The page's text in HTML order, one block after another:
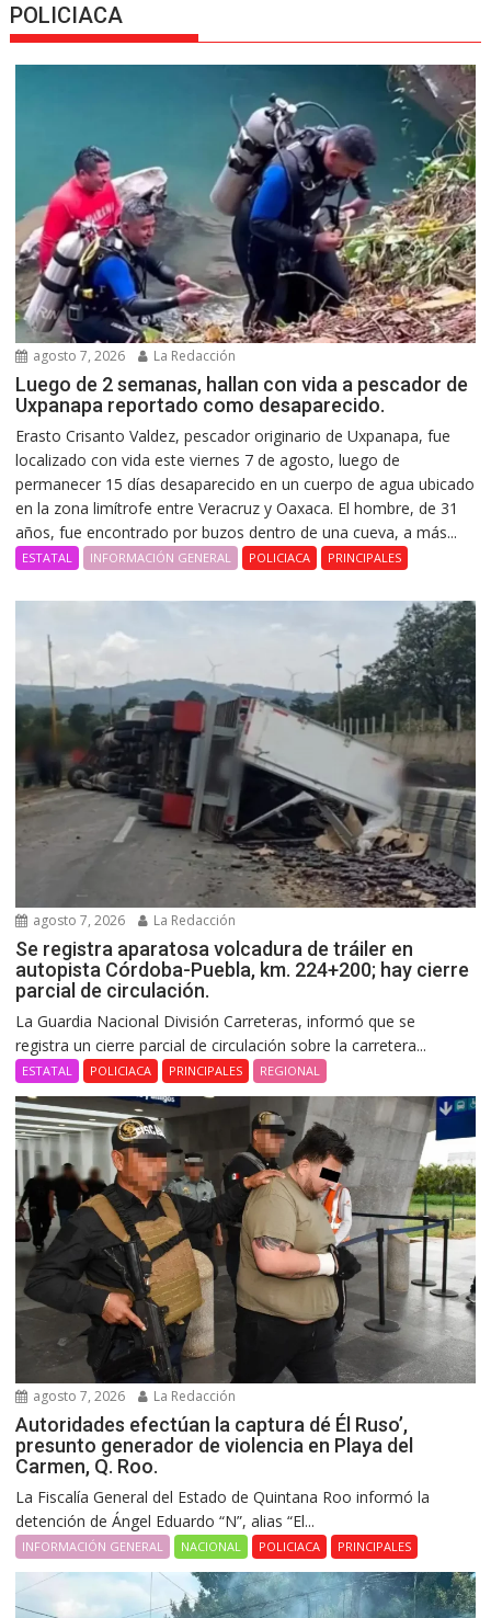
POLICIACA
agosto 7, 2026 La Redacción
Luego de 2 semanas, hallan con vida a pescador de
Uxpanapa reportado como desaparecido.
Erasto Crisanto Valdez, pescador originario de Uxpanapa, fue
localizado con vida este viernes 7 de agosto, luego de
permanecer 15 días desaparecido en un cuerpo de agua ubicado
en la zona limítrofe entre Veracruz y Oaxaca. El hombre, de 31
años, fue encontrado por buzos dentro de una cueva, a más...
ESTATAL INFORMACIÓN GENERAL POLICIACA PRINCIPALES
agosto 7, 2026 La Redacción
Se registra aparatosa volcadura de tráiler en
autopista Córdoba-Puebla, km. 224+200; hay cierre
parcial de circulación.
La Guardia Nacional División Carreteras, informó que se
registra un cierre parcial de circulación sobre la carretera...
ESTATAL POLICIACA PRINCIPALES REGIONAL
agosto 7, 2026 La Redacción
Autoridades efectúan la captura dé Él Ruso’,
presunto generador de violencia en Playa del
Carmen, Q. Roo.
La Fiscalía General del Estado de Quintana Roo informó la
detención de Ángel Eduardo “N”, alias “El...
INFORMACIÓN GENERAL NACIONAL POLICIACA PRINCIPALES